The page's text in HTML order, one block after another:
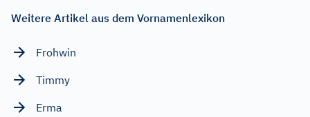
Weitere Artikel aus dem Vornamenlexikon
Frohwin
Timmy
Erma